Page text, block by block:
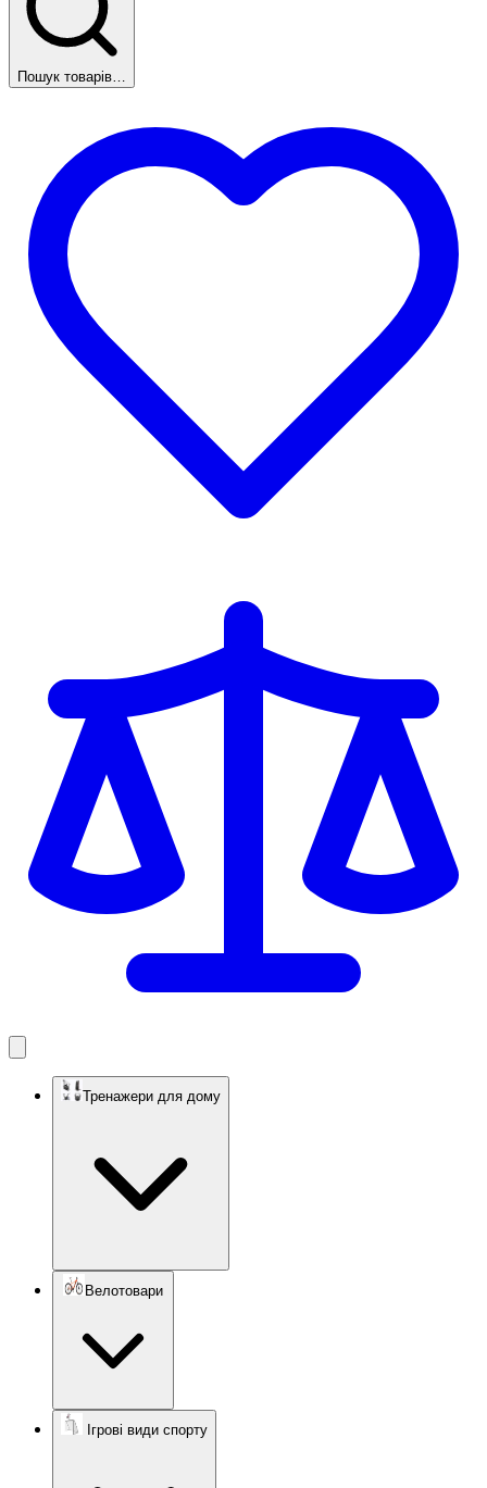
Пошук товарів…
Тренажери для дому
Ігрові види спорту